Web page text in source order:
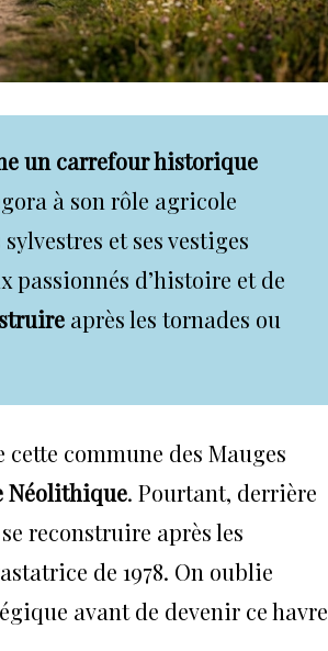
un carrefour historique
à son rôle agricole
et ses vestiges
passionnés d’histoire et de
après les tornades ou
cette commune des Mauges
Néolithique. Pourtant, derrière
reconstruire après les
de 1978. On oublie
avant de devenir ce havre